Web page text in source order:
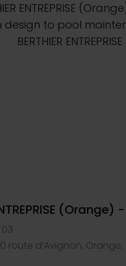
ENTREPRISE
to pool
BERTHIER
route d’Avignon, Orange,